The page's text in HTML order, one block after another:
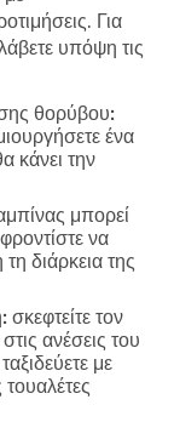
Για
υπόψη τις
θορύβου:
ένα
κάνει την
μπορεί
να
διάρκεια της
σκεφτείτε τον
ανέσεις του
με